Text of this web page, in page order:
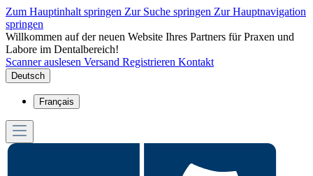
Zum Hauptinhalt springen Zur Suche springen Zur Hauptnavigation
springen
Willkommen auf der neuen Website Ihres Partners für Praxen und
Labore im Dentalbereich!
Scanner auslesen Versand Registrieren Kontakt
Deutsch
Français